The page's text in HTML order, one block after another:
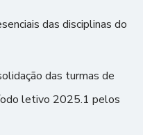
das disciplinas do
das turmas de
letivo 2025.1 pelos